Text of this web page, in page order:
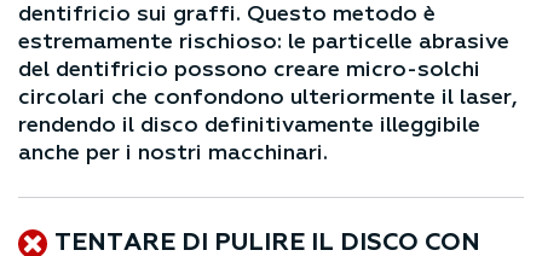
dentifricio sui graffi. Questo metodo è
estremamente rischioso: le particelle abrasive
del dentifricio possono creare micro-solchi
circolari che confondono ulteriormente il laser,
rendendo il disco definitivamente illeggibile
anche per i nostri macchinari.
TENTARE DI PULIRE IL DISCO CON